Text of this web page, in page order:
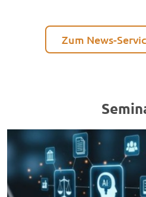
Zum News-